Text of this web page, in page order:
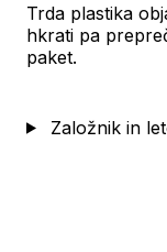
Trda plastika
hkrati pa
paket.
Založnik in